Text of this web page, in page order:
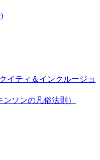
イティ＆インクルージョ
ソンの凡俗法則）